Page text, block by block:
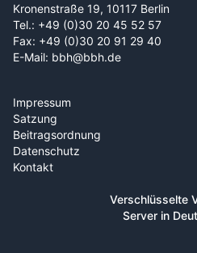
Kronenstraße 19, 10117 Berlin
Tel.: +49 (0)30 20 45 52 57
Fax: +49 (0)30 20 91 29 40
E-Mail: bbh@bbh.de
Impressum
Satzung
Beitragsordnung
Datenschutz
Kontakt
Verschlüsselte
Server in